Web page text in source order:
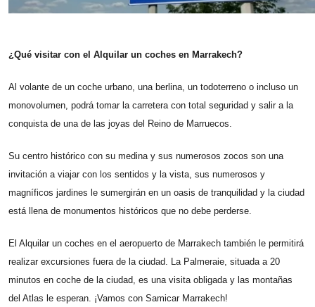
¿Qué visitar con el Alquilar un coches en Marrakech?
Al volante de un coche urbano, una berlina, un todoterreno o incluso un
monovolumen, podrá tomar la carretera con total seguridad y salir a la
conquista de una de las joyas del Reino de Marruecos.
Su centro histórico con su medina y sus numerosos zocos son una
invitación a viajar con los sentidos y la vista, sus numerosos y
magníficos jardines le sumergirán en un oasis de tranquilidad y la ciudad
está llena de monumentos históricos que no debe perderse.
El Alquilar un coches en el aeropuerto de Marrakech también le permitirá
realizar excursiones fuera de la ciudad. La Palmeraie, situada a 20
minutos en coche de la ciudad, es una visita obligada y las montañas
del Atlas le esperan. ¡Vamos con Samicar Marrakech!